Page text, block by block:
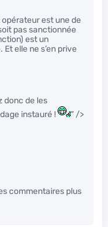
est une de
pas sanctionnée
est un
elle ne s’en prive
donc de les
instauré !
" />
commentaires plus